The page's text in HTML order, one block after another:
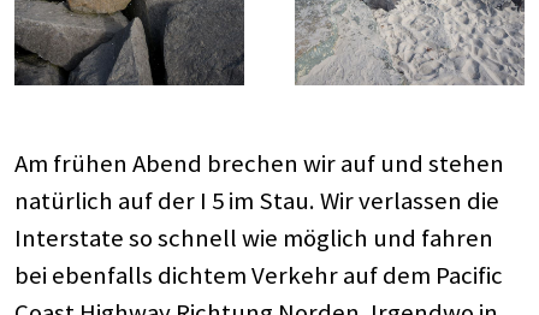
Am frühen Abend brechen wir auf und stehen
natürlich auf der I 5 im Stau. Wir verlassen die
Interstate so schnell wie möglich und fahren
bei ebenfalls dichtem Verkehr auf dem Pacific